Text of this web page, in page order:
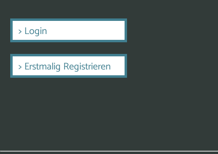
> Login
> Erstmalig Registrieren